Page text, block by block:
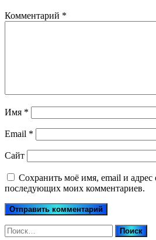
Комментарий *
Имя *
Email *
Сайт
Сохранить моё имя, email и адрес
последующих моих комментариев.
Найти: